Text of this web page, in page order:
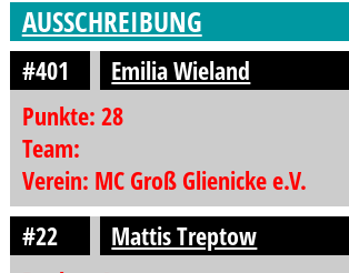
AUSSCHREIBUNG
#401
Emilia Wieland
Punkte: 28
Team:
Verein: MC Groß Glienicke e.V.
#22
Mattis Treptow